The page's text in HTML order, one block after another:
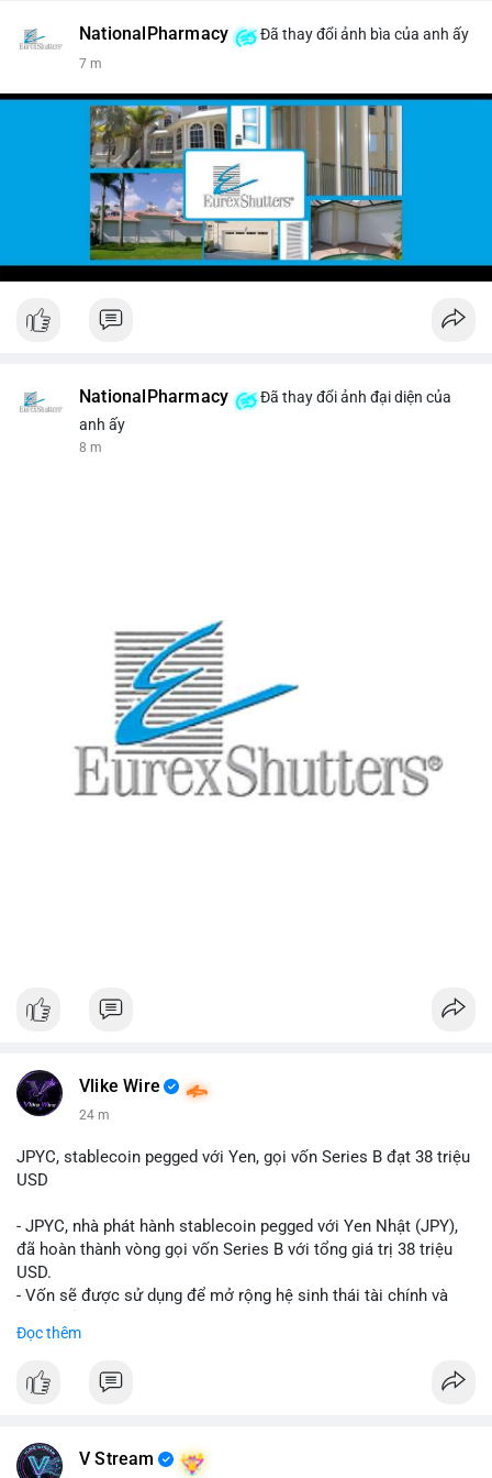
NationalPharmacy Đã thay đổi ảnh bìa của anh ấy
7 m
NationalPharmacy
Đã thay đổi ảnh đại diện của
anh ấy
8 m
Vlike Wire
24 m
JPYC, stablecoin pegged với Yen, gọi vốn Series B đạt 38 triệu
USD
- JPYC, nhà phát hành stablecoin pegged với Yen Nhật (JPY),
đã hoàn thành vòng gọi vốn Series B với tổng giá trị 38 triệu
USD.
- Vốn sẽ được sử dụng để mở rộng hệ sinh thái tài chính và
- Mục tiêu là tăng tốc độ przyjęcie của token yen-pegged JPYC
- Đây là bước tiến quan trọng trong việc phát triển stablecoin
Đọc thêm
V Stream